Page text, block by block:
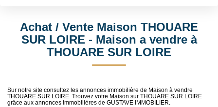
NOTRE AGENCE
Notre Équipe
Nous Rejoindre
Sélectionnez...
Type de bien
Achat / Vente Maison THOUARE
SUR LOIRE - Maison a vendre à
THOUARE SUR LOIRE
Sur notre site consultez les annonces immobilière de Maison à vendre
THOUARE SUR LOIRE. Trouvez votre Maison sur THOUARE SUR LOIRE
grâce aux annonces immobilières de GUSTAVE IMMOBILIER.